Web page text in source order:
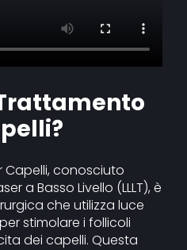
Capelli, conosciuto
a Basso Livello (LLLT), è
che utilizza luce
stimolare i follicoli
dei capelli. Questa